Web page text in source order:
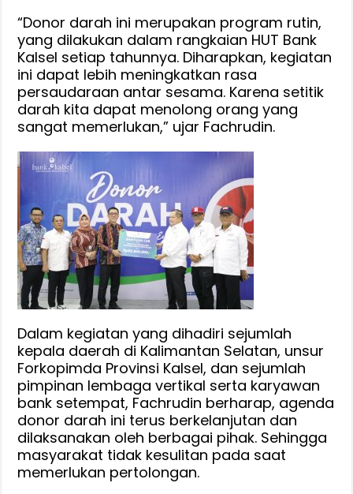
“Donor darah ini merupakan program rutin,
yang dilakukan dalam rangkaian HUT Bank
Kalsel setiap tahunnya. Diharapkan, kegiatan
ini dapat lebih meningkatkan rasa
persaudaraan antar sesama. Karena setitik
darah kita dapat menolong orang yang
sangat memerlukan,” ujar Fachrudin.
Dalam kegiatan yang dihadiri sejumlah
kepala daerah di Kalimantan Selatan, unsur
Forkopimda Provinsi Kalsel, dan sejumlah
pimpinan lembaga vertikal serta karyawan
bank setempat, Fachrudin berharap, agenda
donor darah ini terus berkelanjutan dan
dilaksanakan oleh berbagai pihak. Sehingga
masyarakat tidak kesulitan pada saat
memerlukan pertolongan.